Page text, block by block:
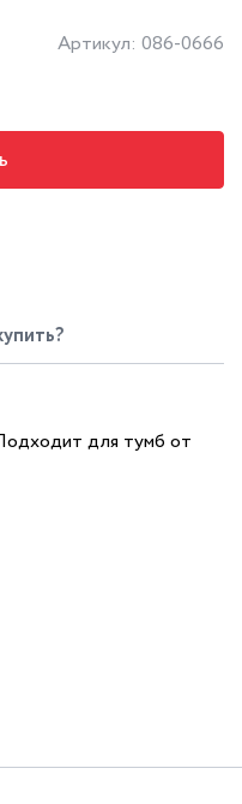
Артикул: 086-0666
для тумб от